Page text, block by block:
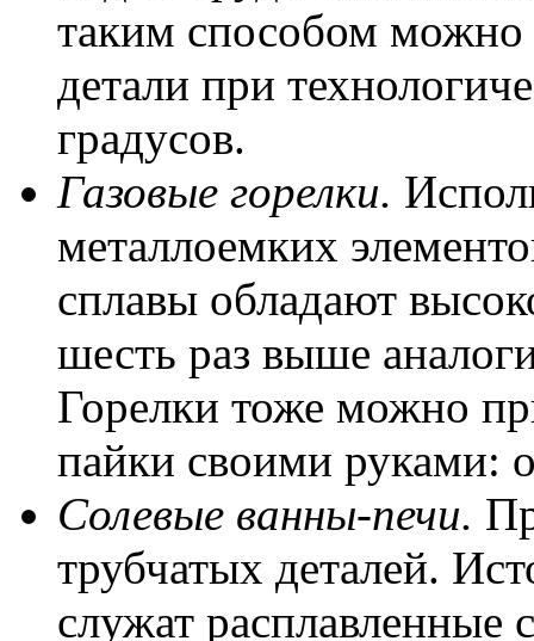
таким способом можно
детали при
градусов.
Газовые горелки.
металлоемких
сплавы обладают
шесть раз выше
Горелки тоже можно
пайки своими руками:
Солевые ванны-печи.
трубчатых деталей.
служат